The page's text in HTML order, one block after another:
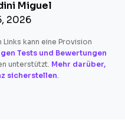
Miguel
2026
kann eine Provision
Tests und Bewertungen
unterstützt. Mehr darüber,
sicherstellen.